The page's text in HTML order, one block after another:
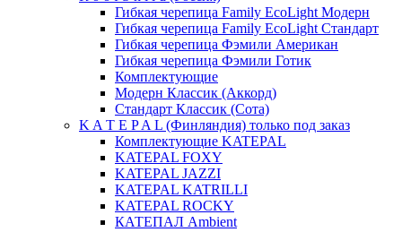
Гибкая черепица Family ЕсоLight Модерн
Гибкая черепица Family ЕсоLight Стандарт
Гибкая черепица Фэмили Американ
Гибкая черепица Фэмили Готик
Комплектующие
Модерн Классик (Аккорд)
Стандарт Классик (Сота)
K A T E P A L (Финляндия) только под заказ
Комплектующие KATEPAL
KATEPAL FOXY
KATEPAL JAZZI
KATEPAL KATRILLI
KATEPAL ROCKY
КАТЕПАЛ Ambient